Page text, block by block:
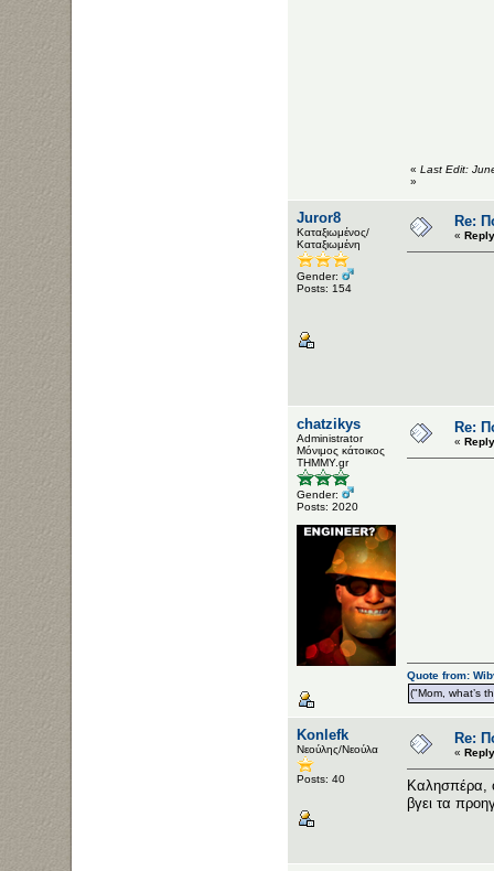
« Last Edit:
»
Juror8
Καταξιωμένος/
Καταξιωμένη
Gender:
Posts: 154
Re:
«
chatzikys
Administrator
Μόνιμος κάτοικος
ΤΗΜΜΥ.gr
Gender:
Posts: 2020
Re:
«
Quote from:
("Mom, what’s
Konlefk
Νεούλης/Νεούλα
Posts: 40
Re:
«
Καλησπέρα,
βγει τα